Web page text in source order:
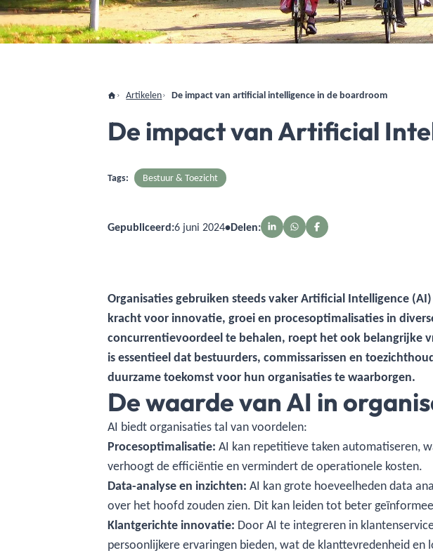
Artikelen De impact van artificial intelligence in de boardroom
De impact van Artificial
Tags: Bestuur & Toezicht
Gepubliceerd:6 juni 2024•Delen:
Organisaties gebruiken steeds vaker Artificial Intelligence
kracht voor innovatie, groei en procesoptimalisaties in
concurrentievoordeel te behalen, roept het ook belangrijke
is essentieel dat bestuurders, commissarissen en
duurzame toekomst voor hun organisaties te waarborgen.
De waarde van AI in
AI biedt organisaties tal van voordelen:
Procesoptimalisatie:AI kan repetitieve taken automatiseren,
verhoogt de efficiëntie en vermindert de operationele kosten.
Data-analyse en inzichten:AI kan grote hoeveelheden data
over het hoofd zouden zien. Dit kan leiden tot beter
Klantgerichte innovatie: Door AI te integreren in
persoonlijkere ervaringen bieden, wat de klanttevredenheid